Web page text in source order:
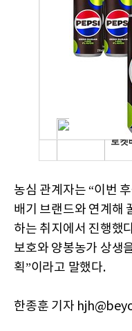
농심 관계자는 “이번
배기 브랜드와 연계해
하는 취지에서 진행했
보호와 양봉농가 상생
획”이라고 말했다.
한종훈 기자